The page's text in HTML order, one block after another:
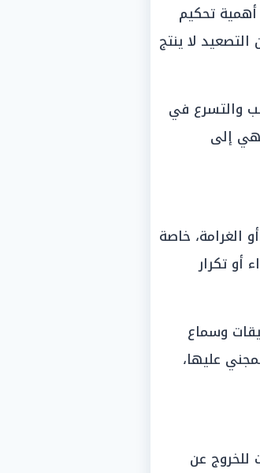
تحكيم
لا ينتج
والتسرع في
إلى
الغرامة، خاصة
أو تكرار
وسماع
عليها،
للخروج عن